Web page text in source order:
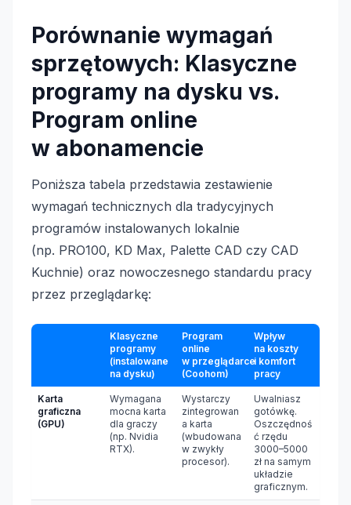
Porównanie wymagań
sprzętowych: Klasyczne
programy na dysku vs.
Program online
w abonamencie
Poniższa tabela przedstawia zestawienie
wymagań technicznych dla tradycyjnych
programów instalowanych lokalnie
(np. PRO100, KD Max, Palette CAD czy CAD
Kuchnie) oraz nowoczesnego standardu pracy
przez przeglądarkę:
Klasyczne
programy
(instalowane
na dysku)
Program
online
w przeglądarce
(Coohom)
Wpływ
na koszty
i komfort
pracy
Karta
graficzna
(GPU)
Wymagana
mocna karta
dla graczy
(np. Nvidia
RTX).
Wystarczy
zintegrowan
a karta
(wbudowana
w zwykły
procesor).
Uwalniasz
gotówkę.
Oszczędnoś
ć rzędu
3000–5000
zł na samym
układzie
graficznym.